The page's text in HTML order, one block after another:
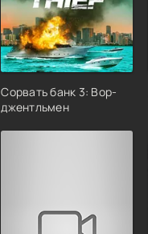
Сорвать банк 3: Вор-
джентльмен